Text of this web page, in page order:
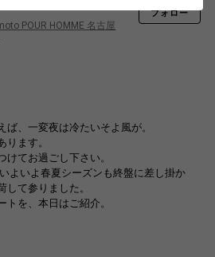
POUR HOMME 名古屋
フォロー
、一変夜は冷たいそよ風が。
ます。
けてお過ごし下さい。
よいよ春夏シーズンも終盤に差し掛か
して参りました。
を、本日はご紹介。